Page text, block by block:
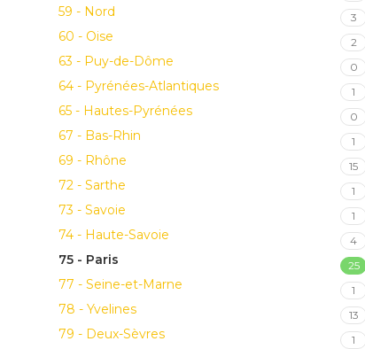
59 - Nord 3
60 - Oise 2
63 - Puy-de-Dôme 0
64 - Pyrénées-Atlantiques 1
65 - Hautes-Pyrénées 0
67 - Bas-Rhin 1
69 - Rhône 15
72 - Sarthe 1
73 - Savoie 1
74 - Haute-Savoie 4
75 - Paris 25
77 - Seine-et-Marne 1
78 - Yvelines 13
79 - Deux-Sèvres 1